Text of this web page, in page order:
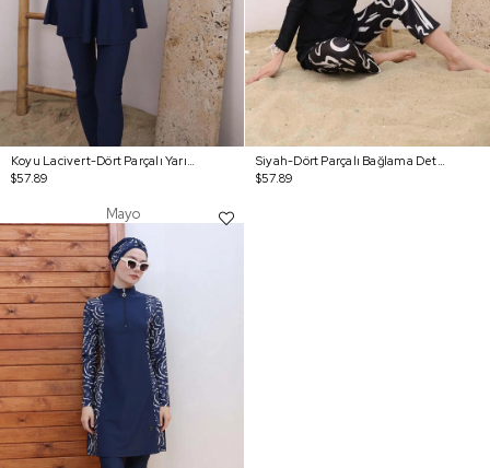
Koyu Lacivert-Dört Parçalı Yarım Patlı Tesettür Mayo
$57.89
Siyah-Dört Parçalı Bağlama Detaylı Tesettür Mayo
$57.89
Mayo